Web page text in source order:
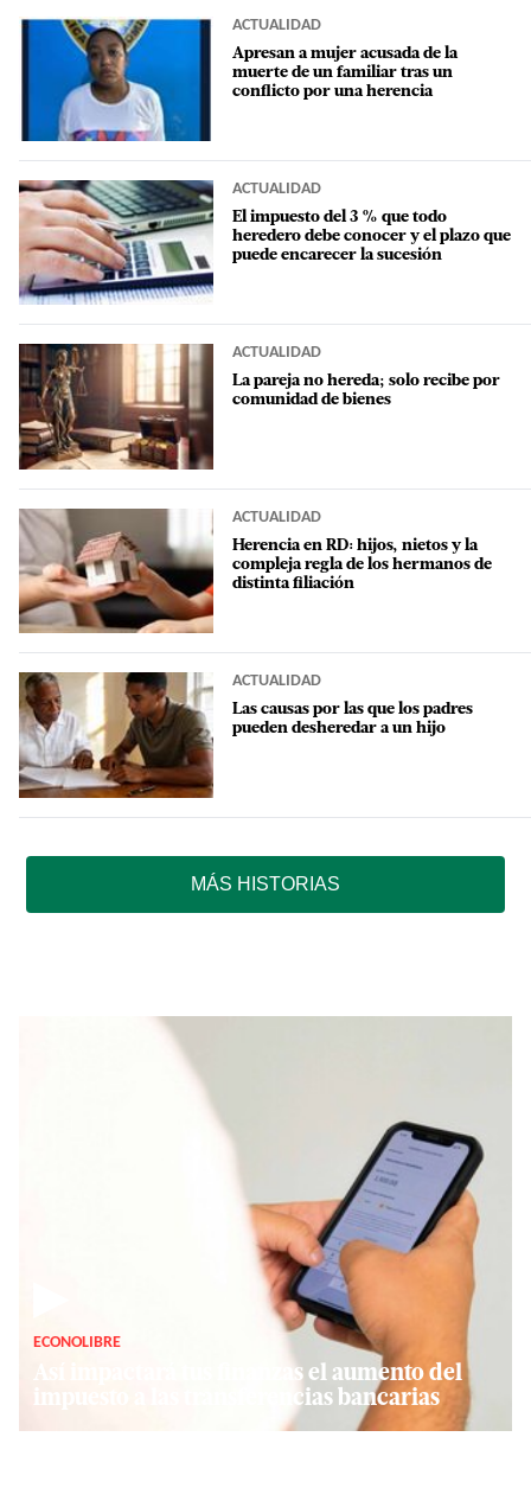
ACTUALIDAD
Apresan a mujer acusada de la
muerte de un familiar tras un
conflicto por una herencia
ACTUALIDAD
El impuesto del 3 % que todo
heredero debe conocer y el plazo que
puede encarecer la sucesión
ACTUALIDAD
La pareja no hereda; solo recibe por
comunidad de bienes
ACTUALIDAD
Herencia en RD: hijos, nietos y la
compleja regla de los hermanos de
distinta filiación
ACTUALIDAD
Las causas por las que los padres
pueden desheredar a un hijo
MÁS HISTORIAS
ECONOLIBRE
Así impactará tus finanzas el aumento del
impuesto a las transferencias bancarias